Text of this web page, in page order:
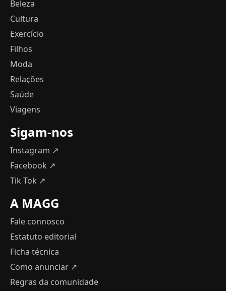
Beleza
Cultura
Exercício
Filhos
Moda
Relações
Saúde
Viagens
Sigam-nos
Instagram ↗
Facebook ↗
Tik Tok ↗
A MAGG
Fale connosco
Estatuto editorial
Ficha técnica
Como anunciar ↗
Regras da comunidade